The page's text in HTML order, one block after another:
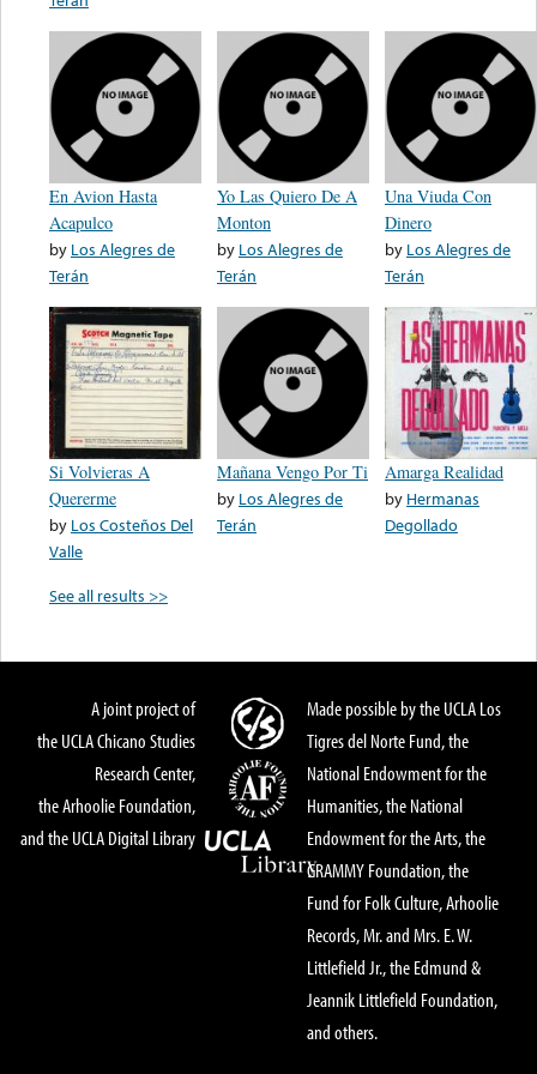
En Avion Hasta
Acapulco
by Los Alegres de
Terán
Yo Las Quiero De A
Monton
by Los Alegres de
Terán
Una Viuda Con
Dinero
by Los Alegres de
Terán
Si Volvieras A
Quererme
by Los Costeños Del
Valle
Mañana Vengo Por Ti
by Los Alegres de
Terán
Amarga Realidad
by Hermanas
Degollado
See all results >>
A joint project of
the UCLA Chicano Studies
Research Center,
the Arhoolie Foundation,
and the UCLA Digital Library
Made possible by the UCLA Los
Tigres del Norte Fund, the
National Endowment for the
Humanities, the National
Endowment for the Arts, the
GRAMMY Foundation, the
Fund for Folk Culture, Arhoolie
Records, Mr. and Mrs. E. W.
Littlefield Jr., the Edmund &
Jeannik Littlefield Foundation,
and others.